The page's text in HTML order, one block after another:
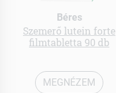
Béres
Szemerő lutein forte
filmtabletta 90 db
MEGNÉZEM